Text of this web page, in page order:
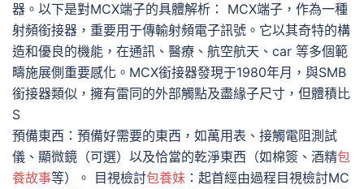
器。以下是對MCX端子的具體解析： MCX端子，作為一種
射頻銜接器，重要用于傳輸射頻電子訊號。它以其奇特的構
造和優良的機能，在通訊、醫療、航空航天、car 等多個範
疇施展側重要感化。MCX銜接器發現于1980年月，與SMB
銜接器類似，擁有雷同的外部觸點及盡緣子尺寸，但體積比
S
預備東西：預備好需要的東西，如萬用表、接觸電阻測試
儀、顯微鏡（可選）以及恰當的乾淨東西（如棉簽、酒精包
養故事等）。 目視檢討包養妹 ：起首經由過程目視檢討MC